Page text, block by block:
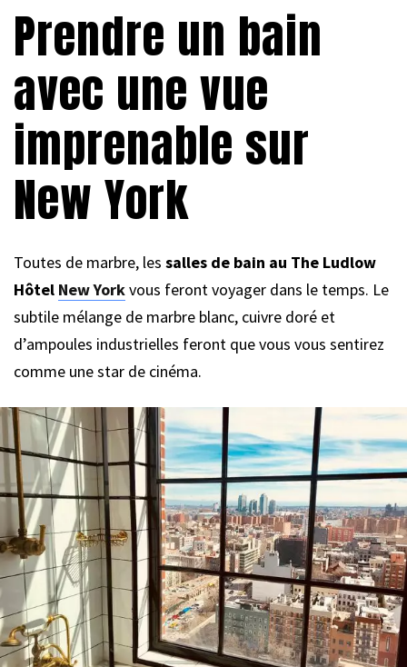
Prendre un bain
avec une vue
imprenable sur
New York
Toutes de marbre, les salles de bain au The Ludlow
Hôtel New Yorkvous feront voyager dans le temps. Le
subtile mélange de marbre blanc, cuivre doré et
d’ampoules industrielles feront que vous vous sentirez
comme une star de cinéma.